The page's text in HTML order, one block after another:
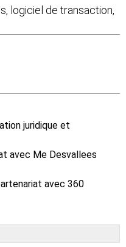
logiciel de transaction,
juridique et
avec Me Desvallees
avec 360